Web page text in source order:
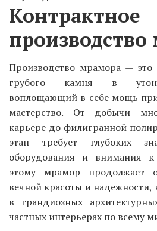
Контрактное
Производство мрамора — это
грубого камня в
воплощающий в себе мощь
мастерство. От добычи
карьере до филигранной
этап требует глубоких
оборудования и внимания к
этому мрамор продолжает
вечной красоты и надежности,
в грандиозных
частных интерьерах по всему